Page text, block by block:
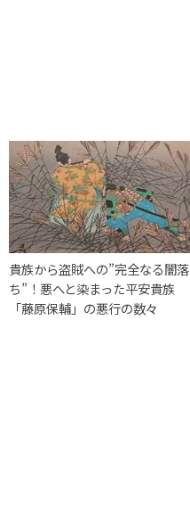
貴族から盗賊への”完全なる闇落
ち”！悪へと染まった平安貴族
「藤原保輔」の悪行の数々